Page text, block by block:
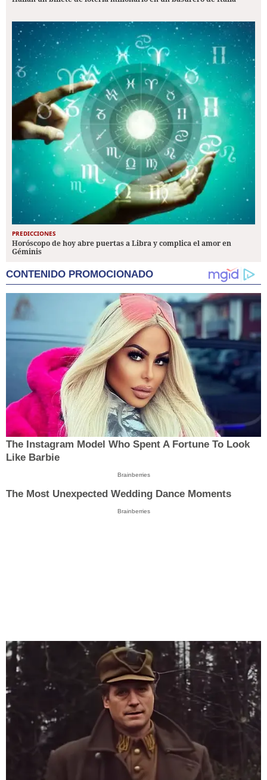
PREDICCIONES
Horóscopo de hoy abre puertas a Libra y complica el amor en
Géminis
CONTENIDO PROMOCIONADO
The Instagram Model Who Spent A Fortune To Look
Like Barbie
Brainberries
The Most Unexpected Wedding Dance Moments
Brainberries